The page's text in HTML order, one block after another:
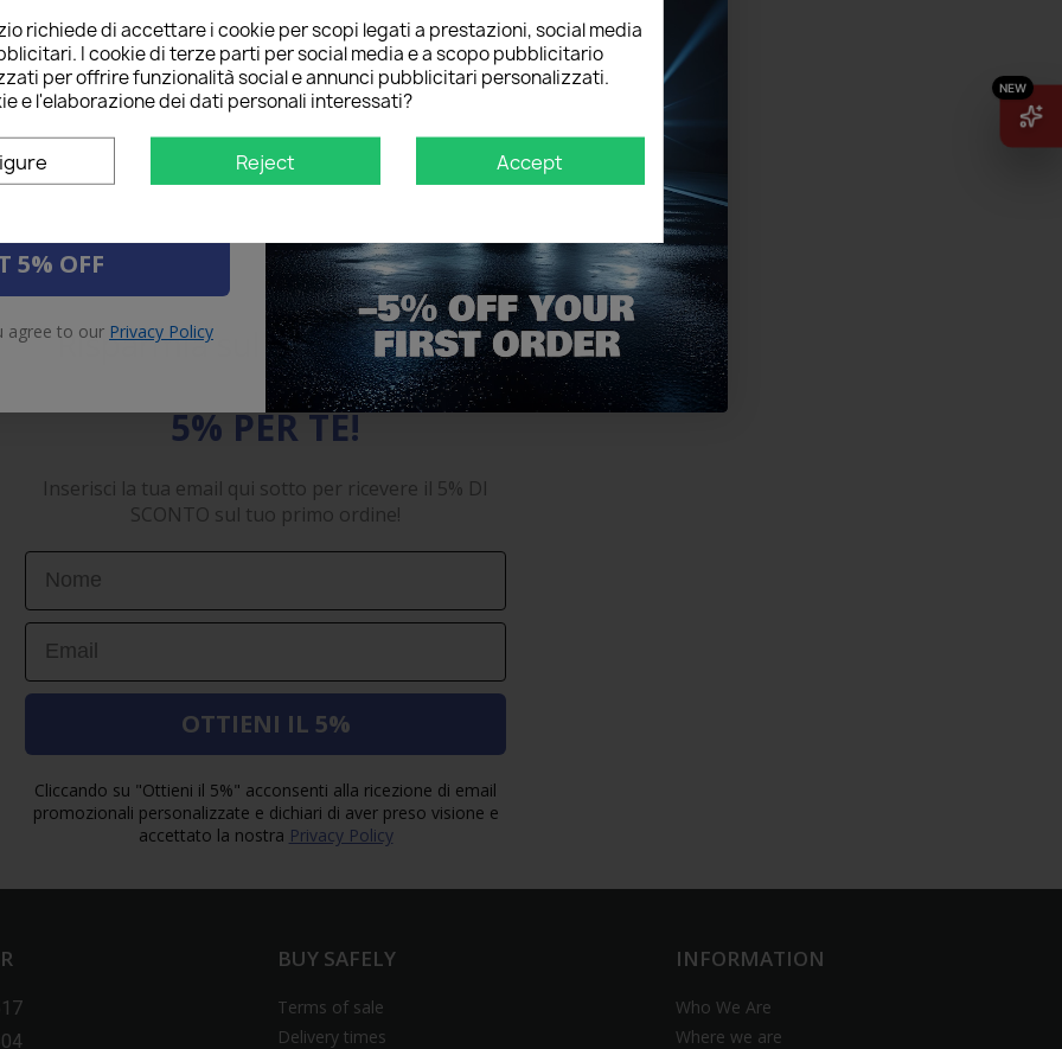
Risparmia sul primo ordine
5% PER TE!
Inserisci la tua email qui sotto per ricevere il 5% DI
SCONTO sul tuo primo ordine!
First Name
Email
OTTIENI IL 5%
Cliccando su "Ottieni il 5%" acconsenti alla ricezione di email
promozionali personalizzate e dichiari di aver preso visione e
accettato la nostra Privacy Policy
BUY SAFELY
Terms of sale
Delivery times
INFORMATION
Who We Are
Where we are
richiede di accettare i cookie per scopi legati a prestazioni, social media
I cookie di terze parti per social media e a scopo pubblicitario
per offrire funzionalità social e annunci pubblicitari personalizzati.
e l'elaborazione dei dati personali interessati?
Reject Accept
below to receive a
your first order!
5% OFF
agree to our Privacy Policy